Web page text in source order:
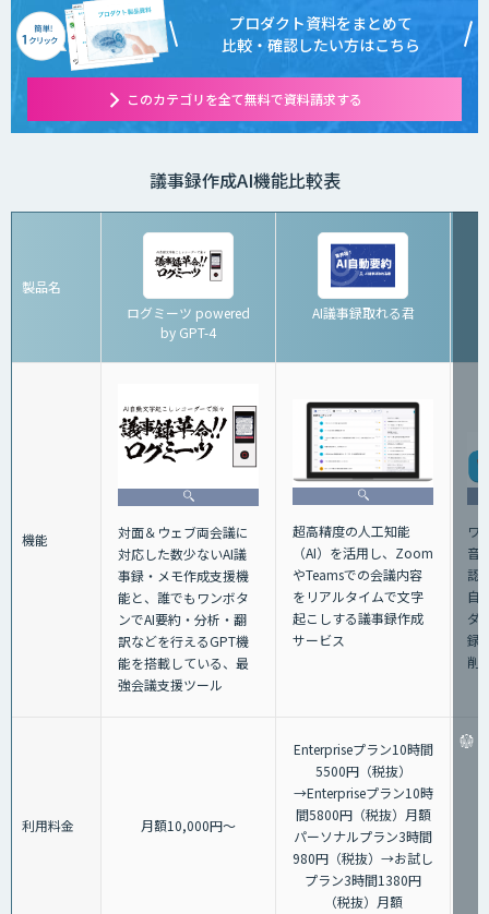
プロダクト資料をまとめて
比較・確認したい方はこちら
このカテゴリを全て無料で資料請求する
議事録作成AI機能比較表
製品名
ログミーツ powered
by GPT-4
AI議事録取れる君
機能
対面＆ウェブ両会議に
対応した数少ないAI議
事録・メモ作成支援機
能と、誰でもワンボタ
ンでAI要約・分析・翻
訳などを行えるGPT機
能を搭載している、最
強会議支援ツール
超高精度の人工知能
（AI）を活用し、Zoom
やTeamsでの会議内容
をリアルタイムで文字
起こしする議事録作成
サービス
ワ
音
認
自
ダ
録
削
利用料金 月額10,000円～
Enterpriseプラン10時間
5500円（税抜）
→Enterpriseプラン10時
間5800円（税抜）月額
パーソナルプラン3時間
980円（税抜）→お試し
プラン3時間1380円
（税抜）月額